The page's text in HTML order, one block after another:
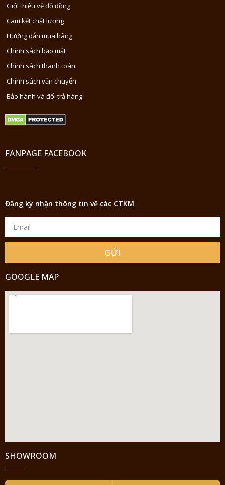
Giới thiệu về đồ đồng
Cam kết chất lượng
Hướng dẫn mua hàng
Chính sách bảo mật
Chính sách thanh toán
Chính sách vận chuyển
Bảo hành và đổi trả hàng
FANPAGE FACEBOOK
Đăng ký nhận thông tin về các CTKM
GỬI
GOOGLE MAP
SHOWROOM